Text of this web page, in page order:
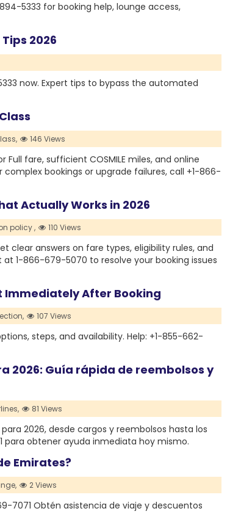
5333 for booking help, lounge access,
2026
now. Expert tips to bypass the automated
146 Views
Full fare, sufficient COSMILE miles, and online
bookings or upgrade failures, call +1-866-
Actually Works in 2026
policy , 110 Views
clear answers on fare types, eligibility rules, and
1-866-679-5070 to resolve your booking issues
Immediately After Booking
107 Views
steps, and availability. Help: +1-855-662-
2026: Guía rápida de reembolsos y
81 Views
2026, desde cargos y reembolsos hasta los
para obtener ayuda inmediata hoy mismo.
Emirates?
2 Views
7071 Obtén asistencia de viaje y descuentos